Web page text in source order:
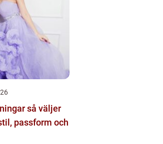
så väljer
passform och